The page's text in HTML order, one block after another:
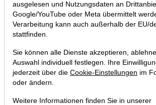
14.10.2024 um 13:47 Uhr | P. Uhlschmied
ausgelesen und Nutzungsdaten an
Google/YouTube oder Meta übermittelt
Verarbeitung kann auch außerhalb der EU/
stattfinden.
Sie können alle Dienste akzeptieren,
Auswahl individuell festlegen. Ihre
jederzeit über die Cookie-Einstellungen im
oder ändern.
Weitere Informationen finden Sie in unserer